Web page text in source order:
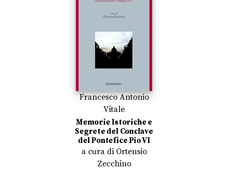
Francesco Antonio
Vitale
Memorie Istoriche e
Segrete del Conclave
del Pontefice Pio VI
a cura di Ortensio
Zecchino